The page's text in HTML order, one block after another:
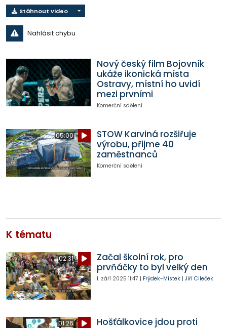
Stáhnout video
Nahlásit chybu
Nový český film Bojovník
ukáže ikonická místa
Ostravy, místní ho uvidí
mezi prvními
Komerční sdělení
05:00
STOW Karviná rozšiřuje
výrobu, přijme 40
zaměstnanců
Komerční sdělení
K tématu
02:31
Začal školní rok, pro
prvňáčky to byl velký den
1. září 2025 11:47 | Frýdek-Místek| Jiří Cileček
01:26
Hošťálkovice jdou proti